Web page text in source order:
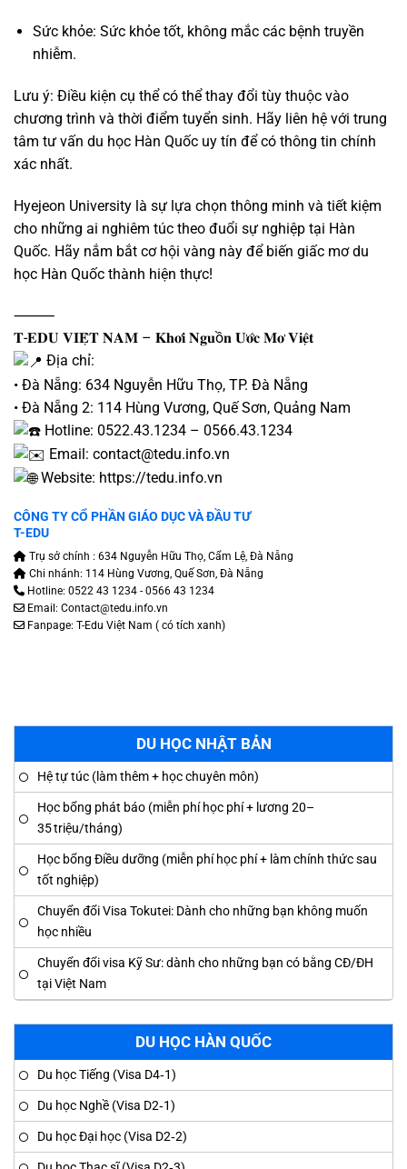
Sức khỏe: Sức khỏe tốt, không mắc các bệnh truyền
nhiễm.
Lưu ý: Điều kiện cụ thể có thể thay đổi tùy thuộc vào
chương trình và thời điểm tuyển sinh. Hãy liên hệ với trung
tâm tư vấn du học Hàn Quốc uy tín để có thông tin chính
xác nhất.
Hyejeon University là sự lựa chọn thông minh và tiết kiệm
cho những ai nghiêm túc theo đuổi sự nghiệp tại Hàn
Quốc. Hãy nắm bắt cơ hội vàng này để biến giấc mơ du
học Hàn Quốc thành hiện thực!
⸻
𝐓-𝐄𝐃𝐔 𝐕𝐈𝐄̣̂𝐓 𝐍𝐀𝐌 – 𝐊𝐡𝐨̛𝐢 𝐍𝐠𝐮ồ𝐧 𝐔̛𝐨̛́𝐜 𝐌𝐨̛ 𝐕𝐢𝐞̣̂𝐭
Địa chỉ:
• Đà Nẵng: 634 Nguyễn Hữu Thọ, TP. Đà Nẵng
• Đà Nẵng 2: 114 Hùng Vương, Quế Sơn, Quảng Nam
Hotline: 0522.43.1234 – 0566.43.1234
Email: contact@tedu.info.vn
Website: https://tedu.info.vn
CÔNG TY CỔ PHẦN GIÁO DỤC VÀ ĐẦU TƯ
T-EDU
Trụ sở chính : 634 Nguyễn Hữu Thọ, Cẩm Lệ, Đà Nẵng
Chi nhánh: 114 Hùng Vương, Quế Sơn, Đà Nẵng
Hotline: 0522 43 1234 - 0566 43 1234
Email: Contact@tedu.info.vn
Fanpage: T-Edu Việt Nam ( có tích xanh)
DU HỌC NHẬT BẢN
Hệ tự túc (làm thêm + học chuyên môn)
Học bổng phát báo (miễn phí học phí + lương 20–
35 triệu/tháng)
Học bổng Điều dưỡng (miễn phí học phí + làm chính thức sau
tốt nghiệp)
Chuyển đổi Visa Tokutei: Dành cho những bạn không muốn
học nhiều
Chuyển đổi visa Kỹ Sư: dành cho những bạn có bằng CĐ/ĐH
tại Việt Nam
DU HỌC HÀN QUỐC
Du học Tiếng (Visa D4‑1)
Du học Nghề (Visa D2‑1)
Du học Đại học (Visa D2‑2)